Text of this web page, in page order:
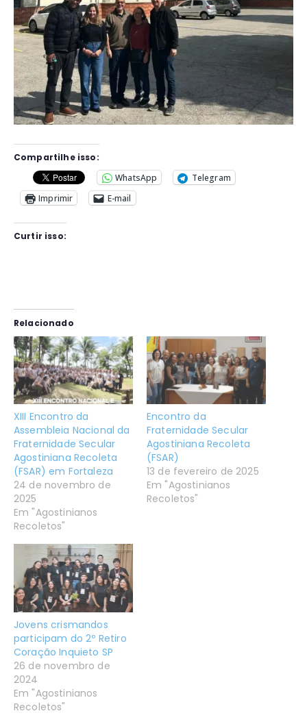
Compartilhe isso:
WhatsApp
Telegram
Imprimir
E-mail
Curtir isso:
Relacionado
XIII Encontro da
Assembleia Nacional da
Fraternidade Secular
Agostiniana Recoleta
(FSAR) em Fortaleza
24 de novembro de
2025
Em "Agostinianos
Recoletos"
Encontro da
Fraternidade Secular
Agostiniana Recoleta
(FSAR)
13 de fevereiro de 2025
Em "Agostinianos
Recoletos"
Jovens crismandos
participam do 2º Retiro
Coração Inquieto SP
26 de novembro de
2024
Em "Agostinianos
Recoletos"